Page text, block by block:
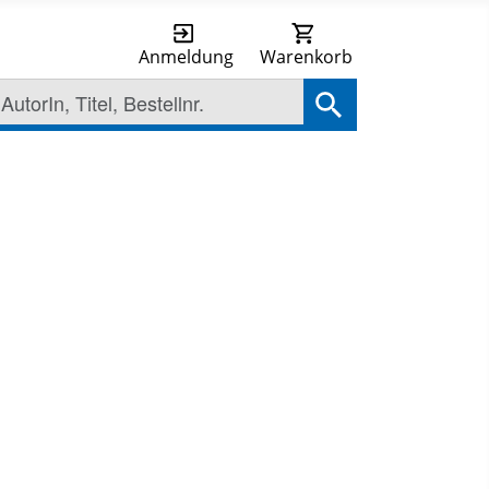
Anmeldung Warenkorb